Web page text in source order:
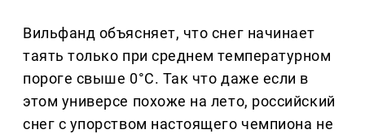
Вильфанд объясняет, что снег начинает
таять только при среднем температурном
пороге свыше 0°C. Так что даже если в
этом универсе похоже на лето, российский
снег с упорством настоящего чемпиона не